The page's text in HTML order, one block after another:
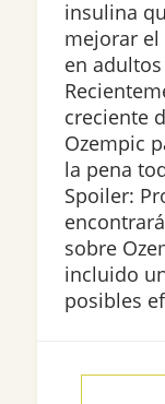
insulina
mejorar el
en
creciente
Ozempic
la pena
Spoiler:
sobre
incluido
posibles